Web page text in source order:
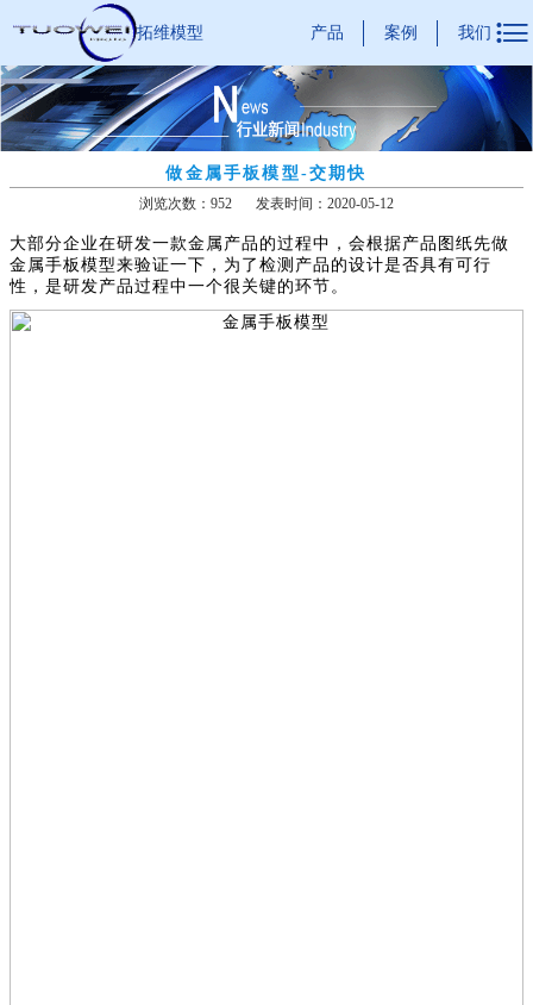
拓维模型 产品 案例 我们 
做金属手板模型-交期快
浏览次数：952 发表时间：2020-05-12
大部分企业在研发一款金属产品的过程中，会根据产品图纸先做
金属手板模型来验证一下，为了检测产品的设计是否具有可行
性，是研发产品过程中一个很关键的环节。